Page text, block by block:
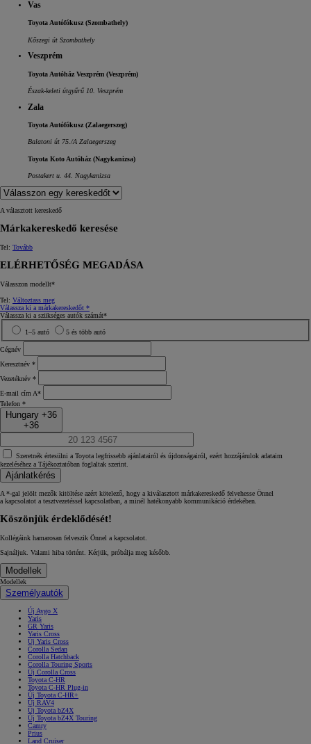
Vas
Toyota Autófókusz (Szombathely)
Kőszegi út Szombathely
Veszprém
Toyota Autóház Veszprém (Veszprém)
Észak-keleti útgyűrű 10. Veszprém
Zala
Toyota Autófókusz (Zalaegerszeg)
Balatoni út 75./A Zalaegerszeg
Toyota Koto Autóház (Nagykanizsa)
Postakert u. 44. Nagykanizsa
A választott kereskedő
Márkakereskedő keresése
Tel: Tovább
ELÉRHETŐSÉG MEGADÁSA
Válasszon modellt*
Tel: Változtass meg
Válassza ki a márkakereskedőt *
Válassza ki a szükséges autók számát*
1–5 autó 5 és több autó
Cégnév
Keresztnév *
Vezetéknév *
E‑mail cím A*
Telefon *
Hungary +36
+36
Szeretnék értesülni a Toyota legfrissebb ajánlatairól és újdonságairól, ezért hozzájárulok adataim
kezeléséhez a Tájékoztatóban foglaltak szerint.
Ajánlatkérés
A *‑gal jelölt mezők kitöltése azért kötelező, hogy a kiválasztott márkakereskedő felvehesse Önnel
a kapcsolatot a tesztvezetéssel kapcsolatban, a minél hatékonyabb kommunikáció érdekében.
Köszönjük érdeklődését!
Kollégáink hamarosan felveszik Önnel a kapcsolatot.
Sajnáljuk. Valami hiba történt. Kérjük, próbálja meg később.
Modellek
Modellek
Személyautók
Új Aygo X
Yaris
GR Yaris
Yaris Cross
Új Yaris Cross
Corolla Sedan
Corolla Hatchback
Corolla Touring Sports
Új Corolla Cross
Toyota C-HR
Toyota C-HR Plug-in
Új Toyota C-HR+
Új RAV4
Új Toyota bZ4X
Új Toyota bZ4X Touring
Camry
Prius
Land Cruiser